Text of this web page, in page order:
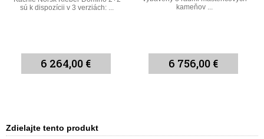
kameňov ...
6 756,00 €
postará o príjemné teplo v
6 756,00 €
Zdielajte tento produkt